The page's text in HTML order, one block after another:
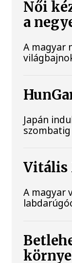
Női
a
A magyar
Japán
Vitális
A magyar